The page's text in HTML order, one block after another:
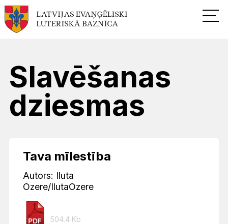
Slavēšanas
dziesmas
Tava mīlestība
Autors: Iluta
Ozere/IlutaOzere
504.4 Kb